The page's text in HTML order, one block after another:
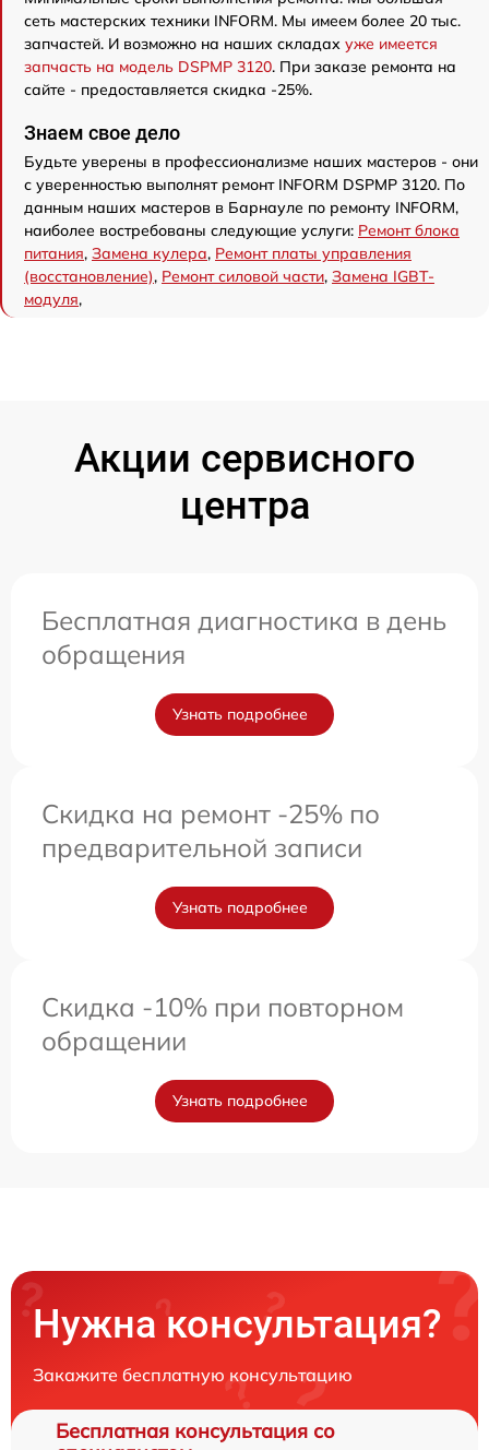
сеть мастерских техники INFORM. Мы имеем более 20 тыс.
запчастей. И возможно на наших складах уже имеется
запчасть на модель DSPMP 3120. При заказе ремонта на
сайте - предоставляется скидка -25%.
Знаем свое дело
Будьте уверены в профессионализме наших мастеров - они
с уверенностью выполнят ремонт INFORM DSPMP 3120. По
данным наших мастеров в Барнауле по ремонту INFORM,
наиболее востребованы следующие услуги: Ремонт блока
питания, Замена кулера, Ремонт платы управления
(восстановление), Ремонт силовой части, Замена IGBT-
модуля,
Акции сервисного
центра
Бесплатная диагностика в день
обращения
Узнать подробнее
Скидка на ремонт -25% по
предварительной записи
Узнать подробнее
Скидка -10% при повторном
обращении
Узнать подробнее
Нужна консультация?
Закажите бесплатную консультацию
Бесплатная консультация со